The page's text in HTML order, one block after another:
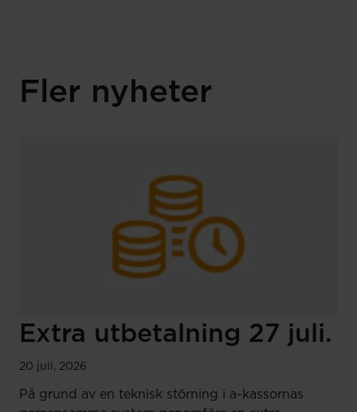
Fler nyheter
Extra utbetalning 27 juli.
20 juli, 2026
På grund av en teknisk störning i a-kassornas